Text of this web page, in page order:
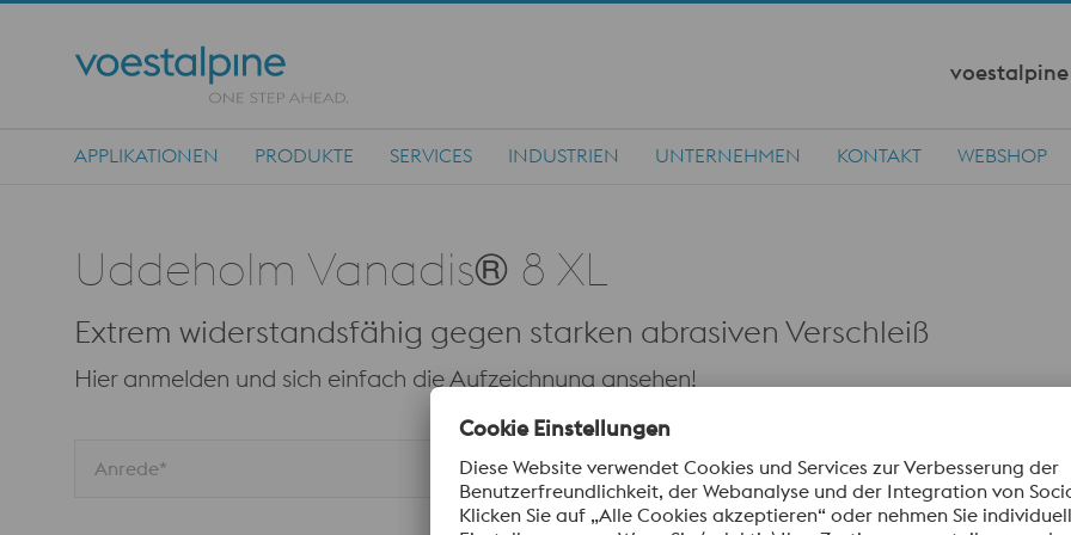
APPLIKATIONEN PRODUKTE SERVICES INDUSTRIEN UNTERNEHMEN KONTAKT WEBSHOP
Uddeholm Vanadis® 8 XL
Extrem widerstandsfähig gegen starken abrasiven Verschleiß
Hier anmelden und sich einfach die Aufzeichnung ansehen!
Anrede* Vorname